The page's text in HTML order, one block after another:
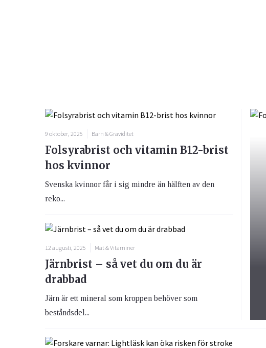
9 oktober, 2025 Barn & Graviditet
Folsyrabrist och vitamin B12-brist
hos kvinnor
Svenska kvinnor får i sig mindre än hälften av den
reko...
12 augusti, 2025 Mat & Vitaminer
Järnbrist – så vet du om du är
drabbad
Järn är ett mineral som kroppen behöver som
beståndsdel...